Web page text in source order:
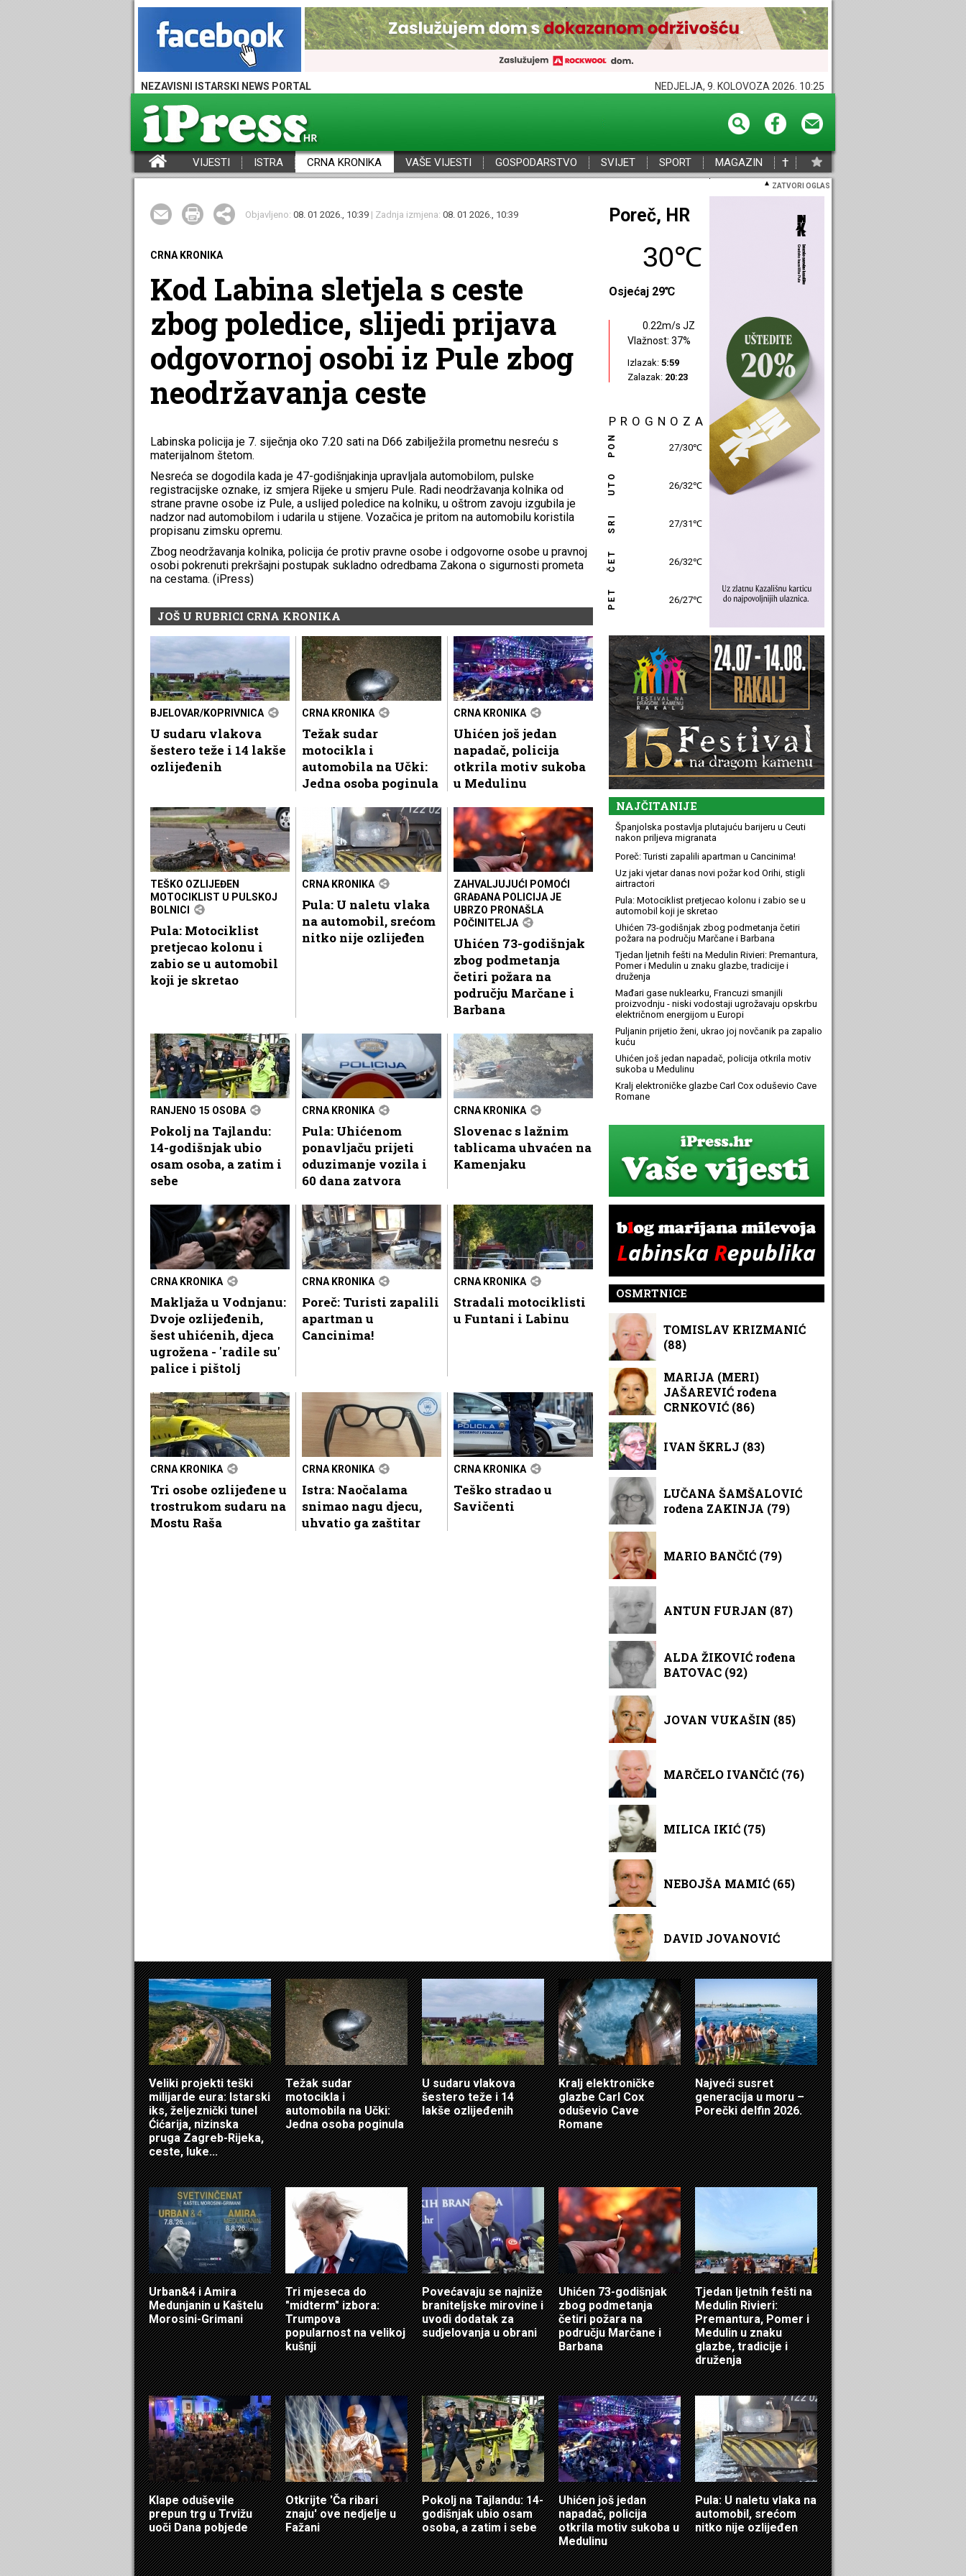
NEZAVISNI ISTARSKI NEWS PORTAL NEDJELJA, 9. KOLOVOZA 2026. 10:25
VIJESTI ISTRA CRNA KRONIKA VAŠE VIJESTI GOSPODARSTVO SVIJET SPORT MAGAZIN †
ZATVORI OGLAS
Objavljeno: 08. 01 2026., 10:39 | Zadnja izmjena: 08. 01 2026., 10:39
CRNA KRONIKA
Kod Labina sletjela s ceste
zbog poledice, slijedi prijava
odgovornoj osobi iz Pule zbog
neodržavanja ceste
Labinska policija je 7. siječnja oko 7.20 sati na D66 zabilježila prometnu nesreću s
materijalnom štetom.
Nesreća se dogodila kada je 47-godišnjakinja upravljala automobilom, pulske
registracijske oznake, iz smjera Rijeke u smjeru Pule. Radi neodržavanja kolnika od
strane pravne osobe iz Pule, a uslijed poledice na kolniku, u oštrom zavoju izgubila je
nadzor nad automobilom i udarila u stijene. Vozačica je pritom na automobilu koristila
propisanu zimsku opremu.
Zbog neodržavanja kolnika, policija će protiv pravne osobe i odgovorne osobe u pravnoj
osobi pokrenuti prekršajni postupak sukladno odredbama Zakona o sigurnosti prometa
na cestama. (iPress)
JOŠ U RUBRICI CRNA KRONIKA
BJELOVAR/KOPRIVNICA
U sudaru vlakova
šestero teže i 14 lakše
ozlijeđenih
CRNA KRONIKA
Težak sudar
motocikla i
automobila na Učki:
Jedna osoba poginula
CRNA KRONIKA
Uhićen još jedan
napadač, policija
otkrila motiv sukoba
u Medulinu
TEŠKO OZLIJEĐEN
MOTOCIKLIST U PULSKOJ
BOLNICI
Pula: Motociklist
pretjecao kolonu i
zabio se u automobil
koji je skretao
CRNA KRONIKA
Pula: U naletu vlaka
na automobil, srećom
nitko nije ozlijeđen
ZAHVALJUJUĆI POMOĆI
GRAĐANA POLICIJA JE
UBRZO PRONAŠLA
POČINITELJA
Uhićen 73-godišnjak
zbog podmetanja
četiri požara na
području Marčane i
Barbana
RANJENO 15 OSOBA
Pokolj na Tajlandu:
14-godišnjak ubio
osam osoba, a zatim i
sebe
CRNA KRONIKA
Pula: Uhićenom
ponavljaču prijeti
oduzimanje vozila i
60 dana zatvora
CRNA KRONIKA
Slovenac s lažnim
tablicama uhvaćen na
Kamenjaku
CRNA KRONIKA
Makljaža u Vodnjanu:
Dvoje ozlijeđenih,
šest uhićenih, djeca
ugrožena - 'radile su'
palice i pištolj
CRNA KRONIKA
Poreč: Turisti zapalili
apartman u
Cancinima!
CRNA KRONIKA
Stradali motociklisti
u Funtani i Labinu
CRNA KRONIKA
Tri osobe ozlijeđene u
trostrukom sudaru na
Mostu Raša
CRNA KRONIKA
Istra: Naočalama
snimao nagu djecu,
uhvatio ga zaštitar
CRNA KRONIKA
Teško stradao u
Savičenti
Poreč, HR
30℃
Osjećaj 29℃
0.22m/s JZ
Vlažnost: 37%
Izlazak: 5:59
Zalazak: 20:23
PROGNOZA
PON 27/30℃
UTO 26/32℃
SRI 27/31℃
ČET 26/32℃
PET 26/27℃
NAJČITANIJE
Španjolska postavlja plutajuću barijeru u Ceuti
nakon priljeva migranata
Poreč: Turisti zapalili apartman u Cancinima!
Uz jaki vjetar danas novi požar kod Orihi, stigli
airtractori
Pula: Motociklist pretjecao kolonu i zabio se u
automobil koji je skretao
Uhićen 73-godišnjak zbog podmetanja četiri
požara na području Marčane i Barbana
Tjedan ljetnih fešti na Medulin Rivieri: Premantura,
Pomer i Medulin u znaku glazbe, tradicije i
druženja
Mađari gase nuklearku, Francuzi smanjili
proizvodnju - niski vodostaji ugrožavaju opskrbu
električnom energijom u Europi
Puljanin prijetio ženi, ukrao joj novčanik pa zapalio
kuću
Uhićen još jedan napadač, policija otkrila motiv
sukoba u Medulinu
Kralj elektroničke glazbe Carl Cox oduševio Cave
Romane
OSMRTNICE
TOMISLAV KRIZMANIĆ
(88)
MARIJA (MERI)
JAŠAREVIĆ rođena
CRNKOVIĆ (86)
IVAN ŠKRLJ (83)
LUČANA ŠAMŠALOVIĆ
rođena ZAKINJA (79)
MARIO BANČIĆ (79)
ANTUN FURJAN (87)
ALDA ŽIKOVIĆ rođena
BATOVAC (92)
JOVAN VUKAŠIN (85)
MARČELO IVANČIĆ (76)
MILICA IKIĆ (75)
NEBOJŠA MAMIĆ (65)
DAVID JOVANOVIĆ
Veliki projekti teški
milijarde eura: Istarski
iks, željeznički tunel
Ćićarija, nizinska
pruga Zagreb-Rijeka,
ceste, luke...
Težak sudar
motocikla i
automobila na Učki:
Jedna osoba poginula
U sudaru vlakova
šestero teže i 14
lakše ozlijeđenih
Kralj elektroničke
glazbe Carl Cox
oduševio Cave
Romane
Najveći susret
generacija u moru –
Porečki delfin 2026.
Urban&4 i Amira
Medunjanin u Kaštelu
Morosini-Grimani
Tri mjeseca do
"midterm" izbora:
Trumpova
popularnost na velikoj
kušnji
Povećavaju se najniže
braniteljske mirovine i
uvodi dodatak za
sudjelovanja u obrani
Uhićen 73-godišnjak
zbog podmetanja
četiri požara na
području Marčane i
Barbana
Tjedan ljetnih fešti na
Medulin Rivieri:
Premantura, Pomer i
Medulin u znaku
glazbe, tradicije i
druženja
Klape oduševile
prepun trg u Trvižu
uoči Dana pobjede
Otkrijte 'Ča ribari
znaju' ove nedjelje u
Fažani
Pokolj na Tajlandu: 14-
godišnjak ubio osam
osoba, a zatim i sebe
Uhićen još jedan
napadač, policija
otkrila motiv sukoba u
Medulinu
Pula: U naletu vlaka na
automobil, srećom
nitko nije ozlijeđen